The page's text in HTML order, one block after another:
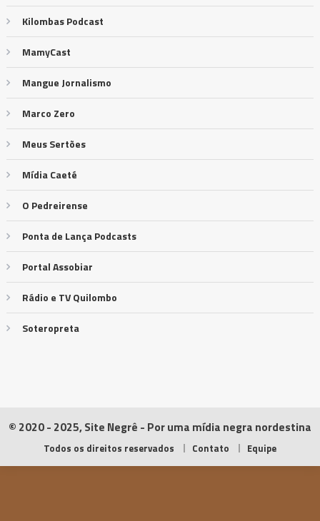
Kilombas Podcast
MamyCast
Mangue Jornalismo
Marco Zero
Meus Sertões
Mídia Caeté
O Pedreirense
Ponta de Lança Podcasts
Portal Assobiar
Rádio e TV Quilombo
Soteropreta
© 2020 - 2025, Site Negrê - Por uma mídia negra nordestina
Todos os direitos reservados Contato Equipe